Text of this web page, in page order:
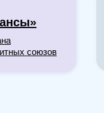
союзов